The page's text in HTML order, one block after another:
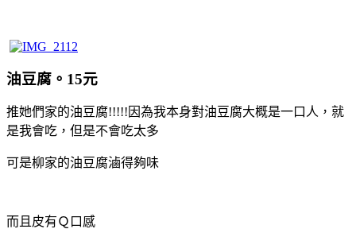
油豆腐。15元
推她們家的油豆腐!!!!!因為我本身對油豆腐大概是一口人，就
是我會吃，但是不會吃太多
可是柳家的油豆腐滷得夠味
而且皮有Ｑ口感